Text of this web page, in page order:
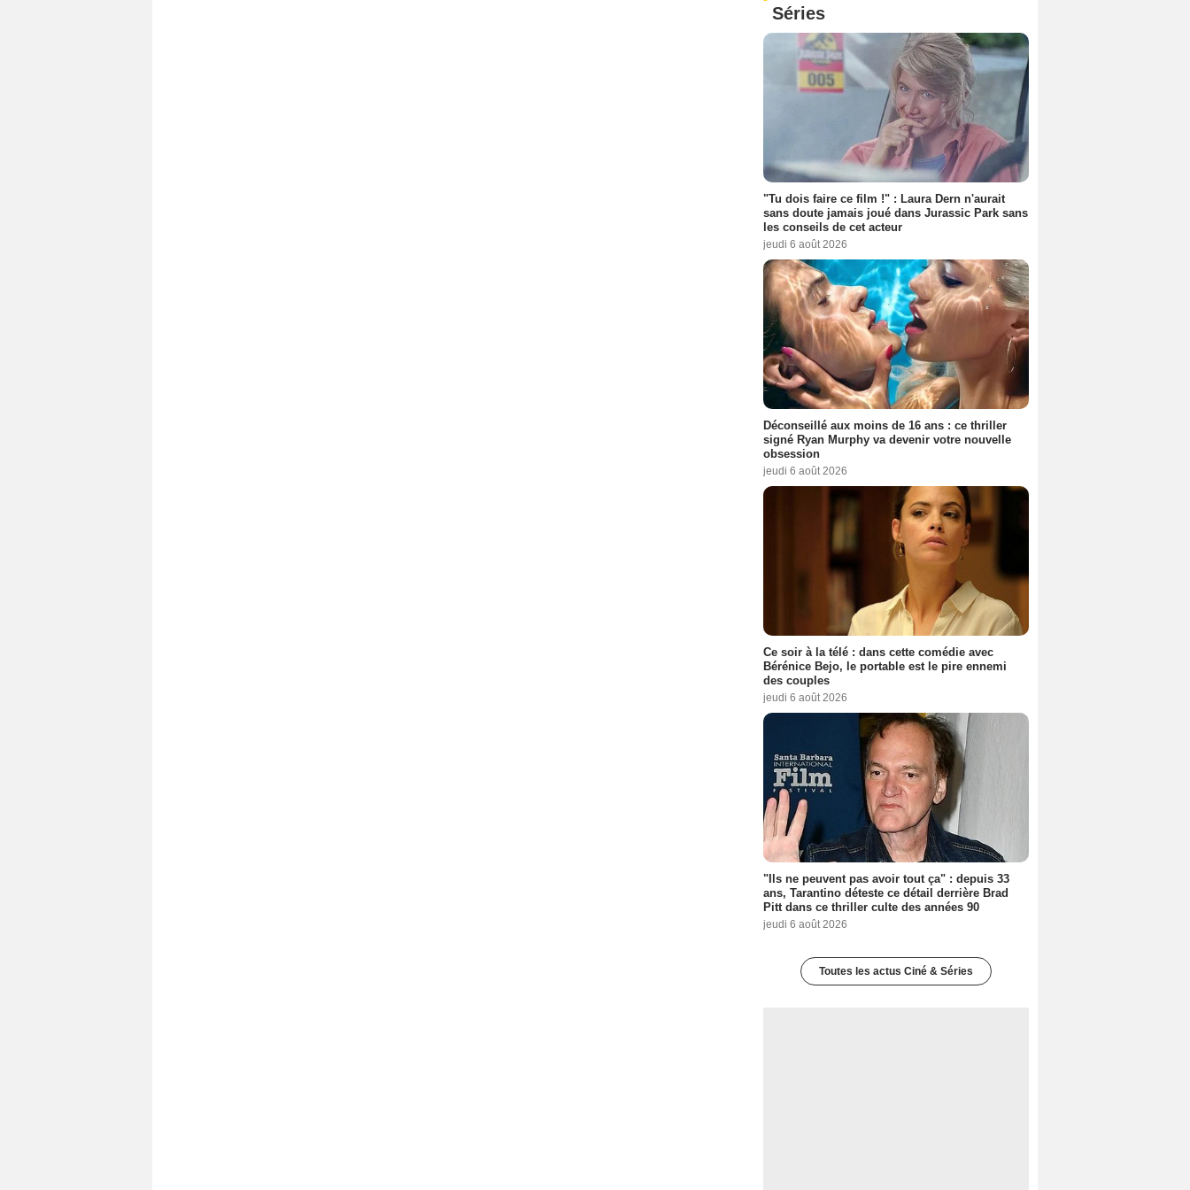
Séries
"Tu dois faire ce film !" : Laura Dern n'aurait
sans doute jamais joué dans Jurassic Park sans
les conseils de cet acteur
jeudi 6 août 2026
Déconseillé aux moins de 16 ans : ce thriller
signé Ryan Murphy va devenir votre nouvelle
obsession
jeudi 6 août 2026
Ce soir à la télé : dans cette comédie avec
Bérénice Bejo, le portable est le pire ennemi
des couples
jeudi 6 août 2026
"Ils ne peuvent pas avoir tout ça" : depuis 33
ans, Tarantino déteste ce détail derrière Brad
Pitt dans ce thriller culte des années 90
jeudi 6 août 2026
Toutes les actus Ciné & Séries